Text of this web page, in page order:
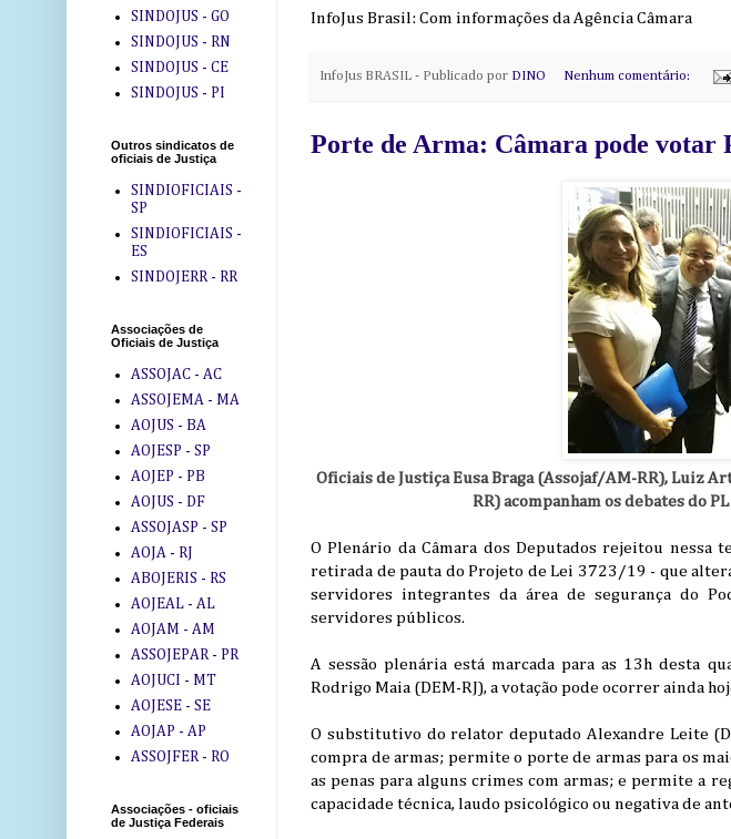
InfoJus Brasil: Com informações da Agência Câmara
InfoJus BRASIL - Publicado por DINO Nenhum comentário:
Porte de Arma: Câmara pode votar
Oficiais de Justiça Eusa Braga (Assojaf/AM-RR), Luiz
RR) acompanham os debates do
O Plenário da Câmara dos Deputados rejeitou
retirada de pauta do Projeto de Lei 3723/19 - que
servidores integrantes da área de segurança do
servidores públicos.
A sessão plenária está marcada para as 13h desta
Rodrigo Maia (DEM-RJ), a votação pode ocorrer ainda
O substitutivo do relator deputado Alexandre Leite
compra de armas; permite o porte de armas para os
as penas para alguns crimes com armas; e permite a
capacidade técnica, laudo psicológico ou negativa de
SINDOJUS - GO
SINDOJUS - RN
SINDOJUS - CE
SINDOJUS - PI
Outros sindicatos de
oficiais de Justiça
SINDIOFICIAIS -
SP
SINDIOFICIAIS -
ES
SINDOJERR - RR
Associações de
Oficiais de Justiça
ASSOJAC - AC
ASSOJEMA - MA
AOJUS - BA
AOJESP - SP
AOJEP - PB
AOJUS - DF
ASSOJASP - SP
AOJA - RJ
ABOJERIS - RS
AOJEAL - AL
AOJAM - AM
ASSOJEPAR - PR
AOJUCI - MT
AOJESE - SE
AOJAP - AP
ASSOJFER - RO
Associações - oficiais
de Justiça Federais